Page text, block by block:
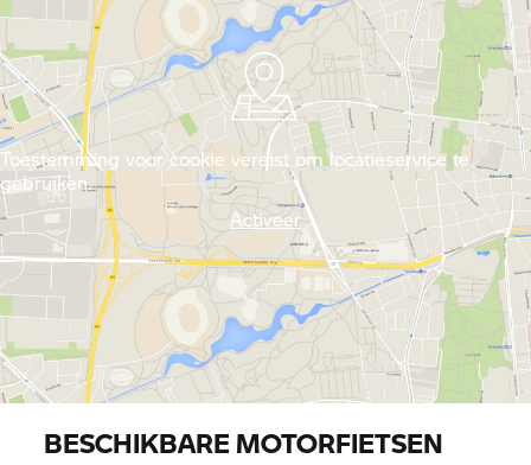
Toestemming voor cookie vereist om locatieservice te
gebruiken.
Activeer
BESCHIKBARE MOTORFIETSEN